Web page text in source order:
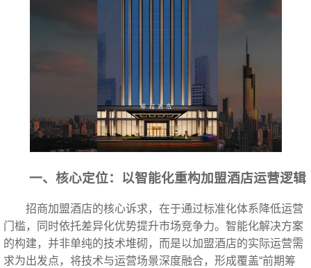
一、核心定位：以智能化重构加盟酒店运营逻辑
招商加盟酒店的核心诉求，在于通过标准化体系降低运营
门槛，同时依托差异化优势提升市场竞争力。智能化解决方案
的构建，并非单纯的技术堆砌，而是以加盟酒店的实际运营需
求为出发点，将技术与运营场景深度融合，形成覆盖“前期筹